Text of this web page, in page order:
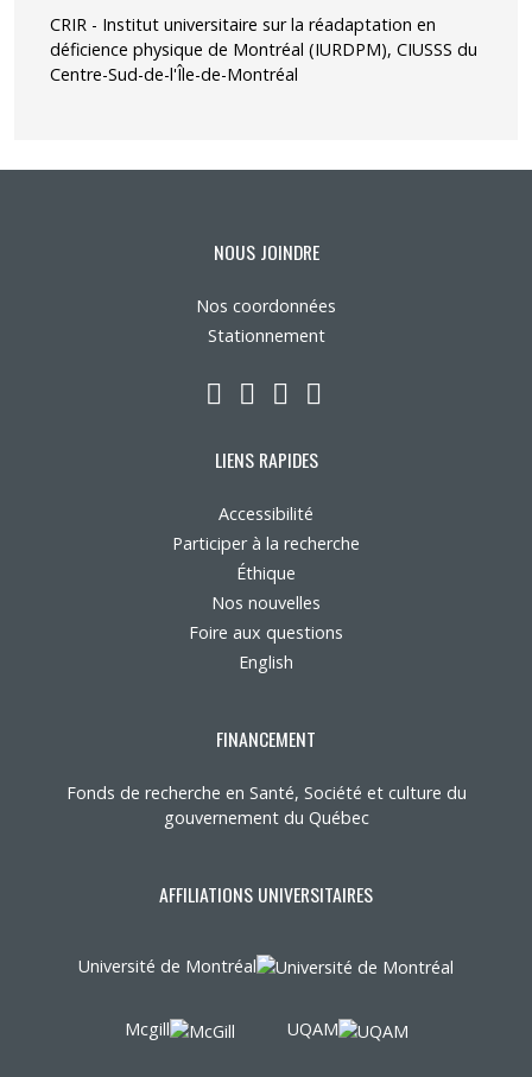
CRIR - Institut universitaire sur la réadaptation en
déficience physique de Montréal (IURDPM), CIUSSS du
Centre-Sud-de-l'Île-de-Montréal
NOUS JOINDRE
Nos coordonnées
Stationnement
LinkedIn
YouTube
Twitter
LIENS RAPIDES
Accessibilité
Participer à la recherche
Éthique
Nos nouvelles
Foire aux questions
English
FINANCEMENT
Fonds de recherche en Santé, Société et culture du
gouvernement du Québec
AFFILIATIONS UNIVERSITAIRES
Université de Montréal
Mcgill UQAM